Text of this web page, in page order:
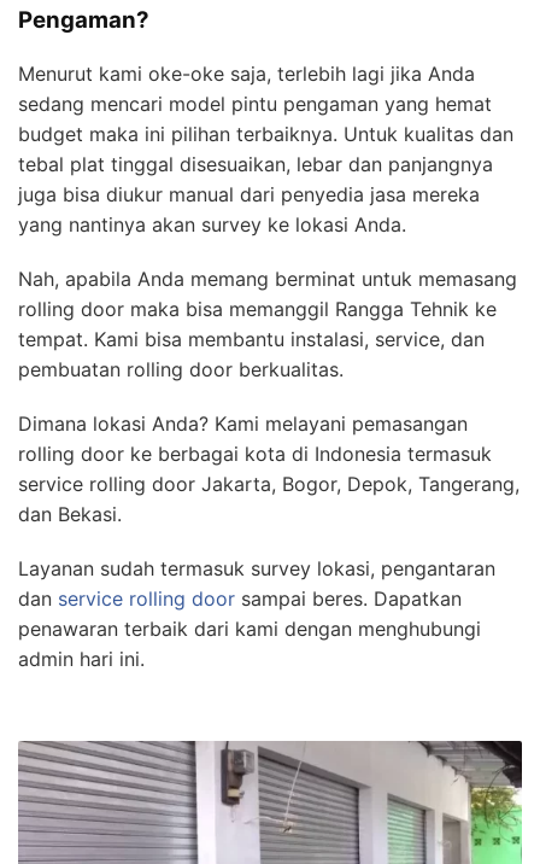
Pengaman?
Menurut kami oke-oke saja, terlebih lagi jika Anda
sedang mencari model pintu pengaman yang hemat
budget maka ini pilihan terbaiknya. Untuk kualitas dan
tebal plat tinggal disesuaikan, lebar dan panjangnya
juga bisa diukur manual dari penyedia jasa mereka
yang nantinya akan survey ke lokasi Anda.
Nah, apabila Anda memang berminat untuk memasang
rolling door maka bisa memanggil Rangga Tehnik ke
tempat. Kami bisa membantu instalasi, service, dan
pembuatan rolling door berkualitas.
Dimana lokasi Anda? Kami melayani pemasangan
rolling door ke berbagai kota di Indonesia termasuk
service rolling door Jakarta, Bogor, Depok, Tangerang,
dan Bekasi.
Layanan sudah termasuk survey lokasi, pengantaran
dan service rolling door sampai beres. Dapatkan
penawaran terbaik dari kami dengan menghubungi
admin hari ini.